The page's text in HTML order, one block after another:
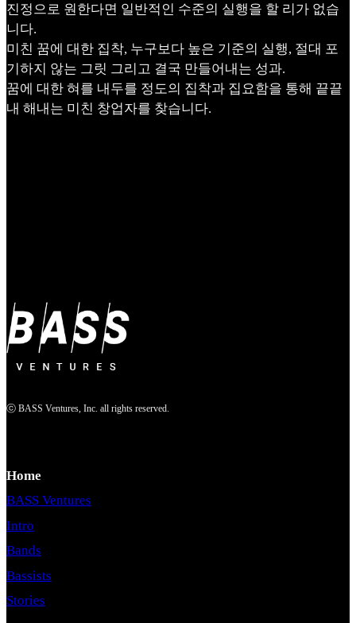
진정으로 원한다면 일반적인 수준의 실행을 할 리가 없습
니다.
미친 꿈에 대한 집착, 누구보다 높은 기준의 실행, 절대 포
기하지 않는 그릿 그리고 결국 만들어내는 성과.
꿈에 대한 혀를 내두를 정도의 집착과 집요함을 통해 끝끝
내 해내는 미친 창업자를 찾습니다.
ⓒ BASS Ventures, Inc. all rights reserved.
Home
BASS Ventures
Intro
Bands
Bassists
Stories